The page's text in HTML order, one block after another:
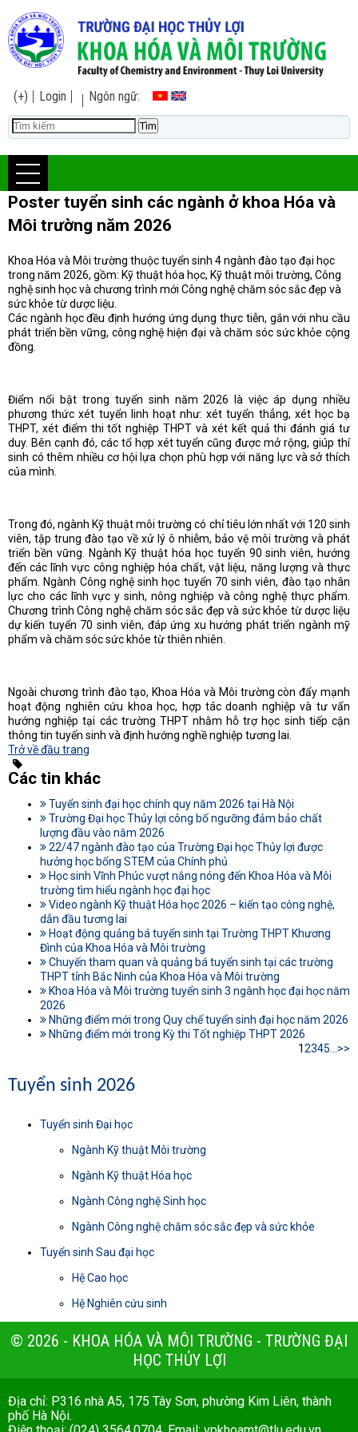
(+) Login Ngôn ngữ:
Poster tuyển sinh các ngành ở khoa Hóa và
Môi trường năm 2026
Khoa Hóa và Môi trường thuộc tuyển sinh 4 ngành đào tạo đại học
trong năm 2026, gồm: Kỹ thuật hóa học, Kỹ thuật môi trường, Công
nghệ sinh học và chương trình mới Công nghệ chăm sóc sắc đẹp và
sức khỏe từ dược liệu.
Các ngành học đều định hướng ứng dụng thực tiễn, gắn với nhu cầu
phát triển bền vững, công nghệ hiện đại và chăm sóc sức khỏe cộng
đồng.
Điểm nổi bật trong tuyển sinh năm 2026 là việc áp dụng nhiều
phương thức xét tuyển linh hoạt như: xét tuyển thẳng, xét học bạ
THPT, xét điểm thi tốt nghiệp THPT và xét kết quả thi đánh giá tư
duy. Bên cạnh đó, các tổ hợp xét tuyển cũng được mở rộng, giúp thí
sinh có thêm nhiều cơ hội lựa chọn phù hợp với năng lực và sở thích
của mình.
Trong đó, ngành Kỹ thuật môi trường có chỉ tiêu lớn nhất với 120 sinh
viên, tập trung đào tạo về xử lý ô nhiễm, bảo vệ môi trường và phát
triển bền vững. Ngành Kỹ thuật hóa học tuyển 90 sinh viên, hướng
đến các lĩnh vực công nghiệp hóa chất, vật liệu, năng lượng và thực
phẩm. Ngành Công nghệ sinh học tuyển 70 sinh viên, đào tạo nhân
lực cho các lĩnh vực y sinh, nông nghiệp và công nghệ thực phẩm.
Chương trình Công nghệ chăm sóc sắc đẹp và sức khỏe từ dược liệu
dự kiến tuyển 70 sinh viên, đáp ứng xu hướng phát triển ngành mỹ
phẩm và chăm sóc sức khỏe từ thiên nhiên.
Ngoài chương trình đào tạo, Khoa Hóa và Môi trường còn đẩy mạnh
hoạt động nghiên cứu khoa học, hợp tác doanh nghiệp và tư vấn
hướng nghiệp tại các trường THPT nhằm hỗ trợ học sinh tiếp cận
thông tin tuyển sinh và định hướng nghề nghiệp tương lai.
Trở về đầu trang
Các tin khác
Tuyển sinh đại học chính quy năm 2026 tại Hà Nội
Trường Đại học Thủy lợi công bố ngưỡng đảm bảo chất
lượng đầu vào năm 2026
22/47 ngành đào tạo của Trường Đại học Thủy lợi được
hưởng học bổng STEM của Chính phủ
Học sinh Vĩnh Phúc vượt nắng nóng đến Khoa Hóa và Môi
trường tìm hiểu ngành học đại học
Video ngành Kỹ thuật Hóa học 2026 – kiến tạo công nghệ,
dẫn đầu tương lai
Hoạt động quảng bá tuyển sinh tại Trường THPT Khương
Đình của Khoa Hóa và Môi trường
Chuyến tham quan và quảng bá tuyển sinh tại các trường
THPT tỉnh Bắc Ninh của Khoa Hóa và Môi trường
Khoa Hóa và Môi trường tuyển sinh 3 ngành học đại học năm
2026
Những điểm mới trong Quy chế tuyển sinh đại học năm 2026
Những điểm mới trong Kỳ thi Tốt nghiệp THPT 2026
12345 >>
Tuyển sinh 2026
Tuyển sinh Đại học
Ngành Kỹ thuật Môi trường
Ngành Kỹ thuật Hóa học
Ngành Công nghệ Sinh học
Ngành Công nghệ chăm sóc sắc đẹp và sức khỏe
Tuyển sinh Sau đại học
Hệ Cao học
Hệ Nghiên cứu sinh
© 2026 - KHOA HÓA VÀ MÔI TRƯỜNG - TRƯỜNG ĐẠI
HỌC THỦY LỢI
Địa chỉ: P316 nhà A5, 175 Tây Sơn, phường Kim Liên, thành
phố Hà Nội.